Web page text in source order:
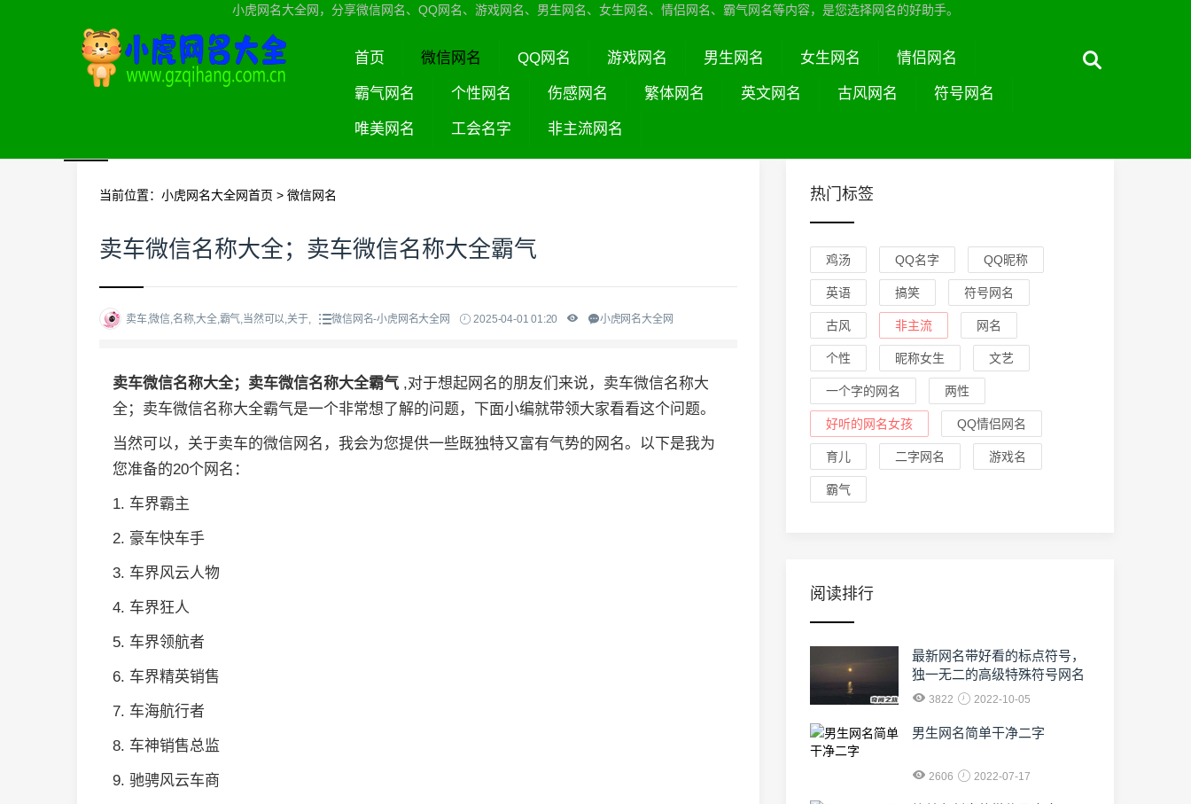
小虎网名大全网，分享微信网名、QQ网名、游戏网名、男生网名、女生网名、情侣网名、霸气网名等内容，是您选择网名的好助手。
首页 微信网名 QQ网名 游戏网名 男生网名 女生网名 情侣网名
霸气网名 个性网名 伤感网名 繁体网名 英文网名 古风网名 符号网名
唯美网名 工会名字 非主流网名
当前位置： 小虎网名大全网首页 > 微信网名
卖车微信名称大全；卖车微信名称大全霸气
卖车,微信,名称,大全,霸气,当然可以,关于, 微信网名-小虎网名大全网 2025-04-01 01:20 小虎网名大全网
卖车微信名称大全；卖车微信名称大全霸气 ,对于想起网名的朋友们来说，卖车微信名称大
全；卖车微信名称大全霸气是一个非常想了解的问题，下面小编就带领大家看看这个问题。
当然可以，关于卖车的微信网名，我会为您提供一些既独特又富有气势的网名。以下是我为
您准备的20个网名：
1. 车界霸主
2. 豪车快车手
3. 车界风云人物
4. 车界狂人
5. 车界领航者
6. 车界精英销售
7. 车海航行者
8. 车神销售总监
9. 驰骋风云车商
热门标签
鸡汤 QQ名字 QQ昵称
英语 搞笑 符号网名
古风 非主流 网名
个性 昵称女生 文艺
一个字的网名 两性
好听的网名女孩 QQ情侣网名
育儿 二字网名 游戏名
霸气
阅读排行
最新网名带好看的标点符号，
独一无二的高级特殊符号网名
3822 2022-10-05
男生网名简单干净二字
2606 2022-07-17